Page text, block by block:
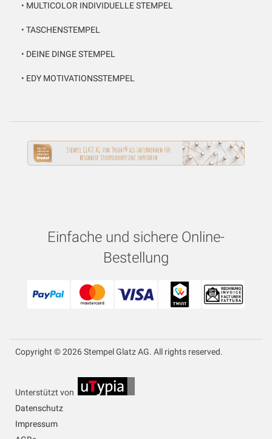
• MULTICOLOR INDIVIDUELLE STEMPEL
• TASCHENSTEMPEL
• DEINE DINGE STEMPEL
• EDY MOTIVATIONSSTEMPEL
Einfache und sichere Online-
Bestellung
Copyright © 2026 Stempel Glatz AG. All rights reserved.
Unterstützt von
Datenschutz
Impressum